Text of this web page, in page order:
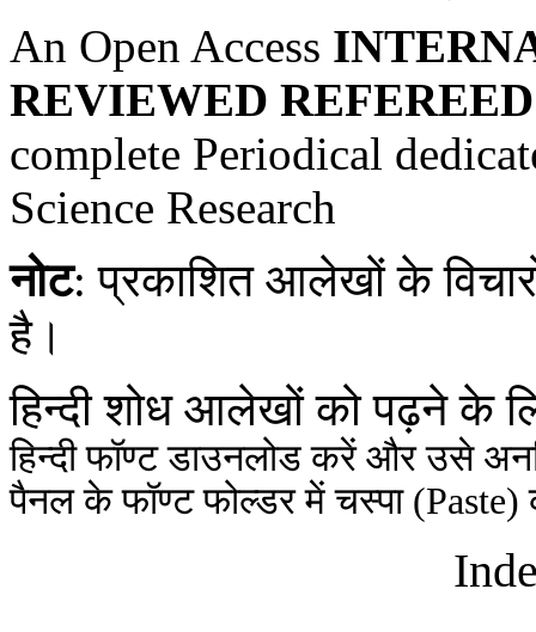
An Open Access
REVIEWED
complete Periodical
Science Research
नोट: प्रकाशित आलेखों के
है।
हिन्दी शोध आलेखों को पढ़ने के
हिन्दी फॉण्ट डाउनलोड करें और उसे
पैनल के फॉण्ट फोल्डर में चस्पा (Paste)